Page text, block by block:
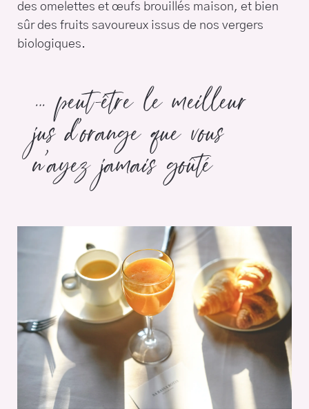
des omelettes et œufs brouillés maison, et bien
sûr des fruits savoureux issus de nos vergers
biologiques.
… peut-être le meilleur
jus d’orange que vous
n’ayez jamais goûté